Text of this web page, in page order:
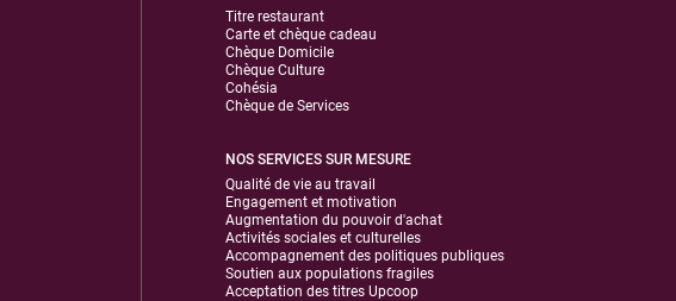
Titre restaurant
Carte et chèque cadeau
Chèque Domicile
Chèque Culture
Cohésia
Chèque de Services
NOS SERVICES SUR MESURE
Qualité de vie au travail
Engagement et motivation
Augmentation du pouvoir d'achat
Activités sociales et culturelles
Accompagnement des politiques publiques
Soutien aux populations fragiles
Acceptation des titres Upcoop